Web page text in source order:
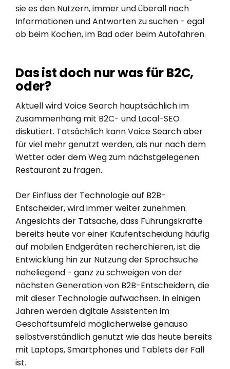
sie es den Nutzern, immer und überall nach
Informationen und Antworten zu suchen - egal
ob beim Kochen, im Bad oder beim Autofahren.
Das ist doch nur was für B2C,
oder?
Aktuell wird Voice Search hauptsächlich im
Zusammenhang mit B2C- und Local-SEO
diskutiert. Tatsächlich kann Voice Search aber
für viel mehr genutzt werden, als nur nach dem
Wetter oder dem Weg zum nächstgelegenen
Restaurant zu fragen.
Der Einfluss der Technologie auf B2B-
Entscheider, wird immer weiter zunehmen.
Angesichts der Tatsache, dass Führungskräfte
bereits heute vor einer Kaufentscheidung häufig
auf mobilen Endgeräten recherchieren, ist die
Entwicklung hin zur Nutzung der Sprachsuche
naheliegend - ganz zu schweigen von der
nächsten Generation von B2B-Entscheidern, die
mit dieser Technologie aufwachsen. In einigen
Jahren werden digitale Assistenten im
Geschäftsumfeld möglicherweise genauso
selbstverständlich genutzt wie das heute bereits
mit Laptops, Smartphones und Tablets der Fall
ist.